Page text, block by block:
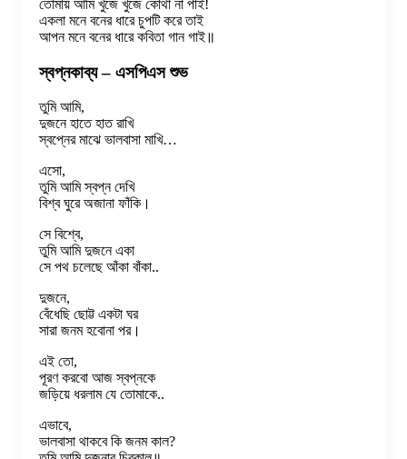
তোমায় আমি খুঁজে খুঁজে কোথা না পাই!
একলা মনে বনের ধারে চুপটি করে তাই
আপন মনে বনের ধারে কবিতা গান গাই॥
স্বপ্নকাব্য – এসপিএস শুভ
তুমি আমি,
দুজনে হাতে হাত রাখি
স্বপ্নের মাঝে ভালবাসা মাখি…
এসো,
তুমি আমি স্বপ্ন দেখি
বিশ্ব ঘুরে অজানা ফাঁকি।
সে বিশ্বে,
তুমি আমি দুজনে একা
সে পথ চলেছে আঁকা বাঁকা..
দুজনে,
বেঁধেছি ছোট্ট একটা ঘর
সারা জনম হবোনা পর।
এই তো,
পূরণ করবো আজ স্বপ্নকে
জড়িয়ে ধরলাম যে তোমাকে..
এভাবে,
ভালবাসা থাকবে কি জনম কাল?